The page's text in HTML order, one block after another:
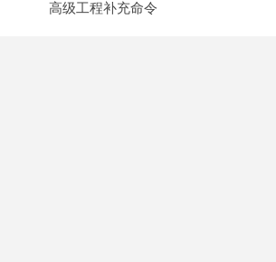
高级工程补充命令